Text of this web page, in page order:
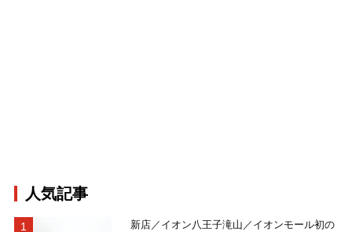
人気記事
新店／イオン八王子滝山／イオンモール初の